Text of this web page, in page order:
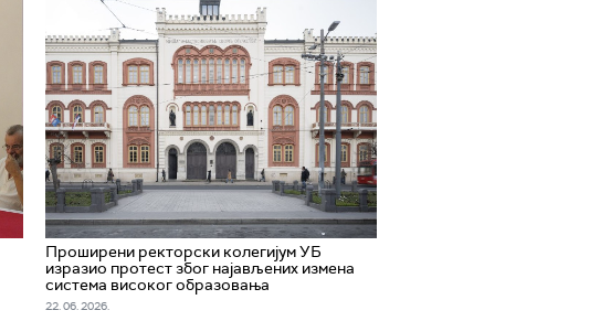
Проширени ректорски колегијум УБ
изразио протест због најављених измена
система високог образовања
22. 06. 2026.